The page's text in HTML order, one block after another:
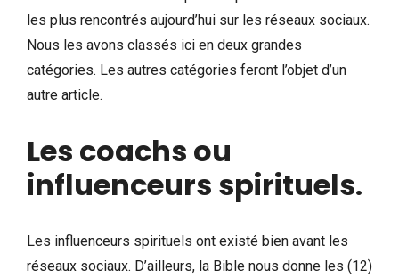
les plus rencontrés aujourd’hui sur les réseaux sociaux.
Nous les avons classés ici en deux grandes
catégories. Les autres catégories feront l’objet d’un
autre article.
Les coachs ou
influenceurs spirituels.
Les influenceurs spirituels ont existé bien avant les
réseaux sociaux. D’ailleurs, la Bible nous donne les (12)